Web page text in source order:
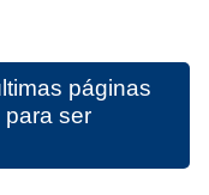
páginas
para ser